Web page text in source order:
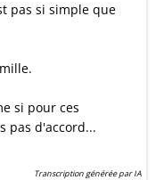
pas si simple que
si pour ces
pas d'accord...
Transcription générée par IA